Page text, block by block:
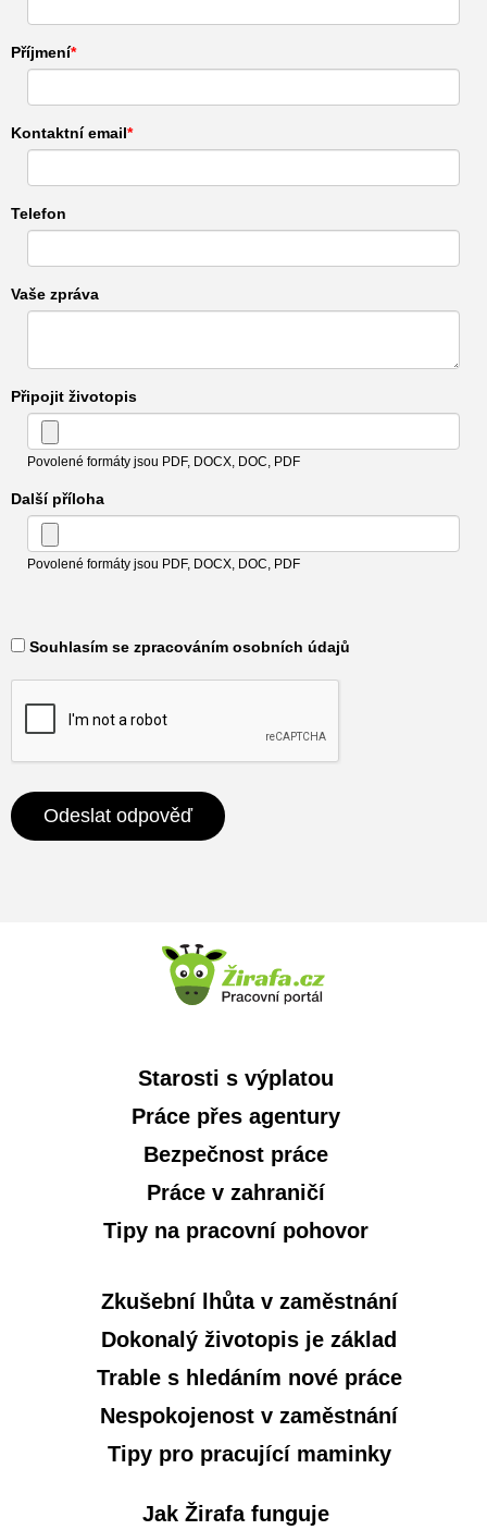
Příjmení
Kontaktní email
Telefon
Vaše zpráva
Připojit životopis
Povolené formáty jsou PDF, DOCX, DOC, PDF
Další příloha
Povolené formáty jsou PDF, DOCX, DOC, PDF
​ Souhlasím se zpracováním osobních údajů
Starosti s výplatou
Práce přes agentury
Bezpečnost práce
Práce v zahraničí
Tipy na pracovní pohovor
Zkušební lhůta v zaměstnání
Dokonalý životopis je základ
Trable s hledáním nové práce
Nespokojenost v zaměstnání
Tipy pro pracující maminky
Jak Žirafa funguje